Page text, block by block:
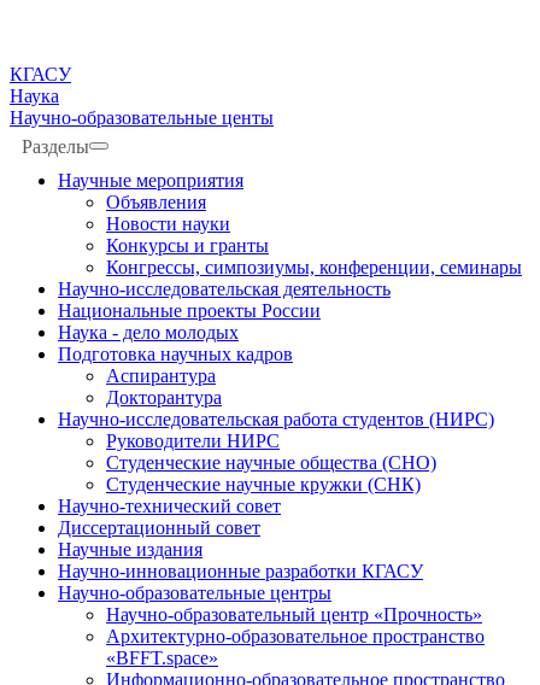
КГАСУ
Наука
Научно-образовательные центы
Разделы
Научные мероприятия
Объявления
Новости науки
Конкурсы и гранты
Конгрессы, симпозиумы, конференции, семинары
Научно-исследовательская деятельность
Национальные проекты России
Наука - дело молодых
Подготовка научных кадров
Аспирантура
Докторантура
Научно-исследовательская работа студентов (НИРС)
Руководители НИРС
Студенческие научные общества (СНО)
Студенческие научные кружки (СНК)
Научно-технический совет
Диссертационный совет
Научные издания
Научно-инновационные разработки КГАСУ
Научно-образовательные центры
Научно-образовательный центр «Прочность»
Архитектурно-образовательное пространство
«BFFT.space»
Информационно-образовательное пространство